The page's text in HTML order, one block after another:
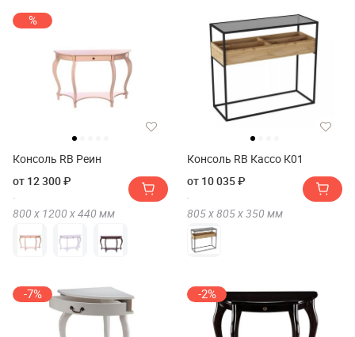
%
Консоль RB Реин
от 12 300 ₽
800 х 1200 х440 мм
Консоль RB Кассо К01
от 10 035 ₽
805 х805 х350 мм
-7% -2%